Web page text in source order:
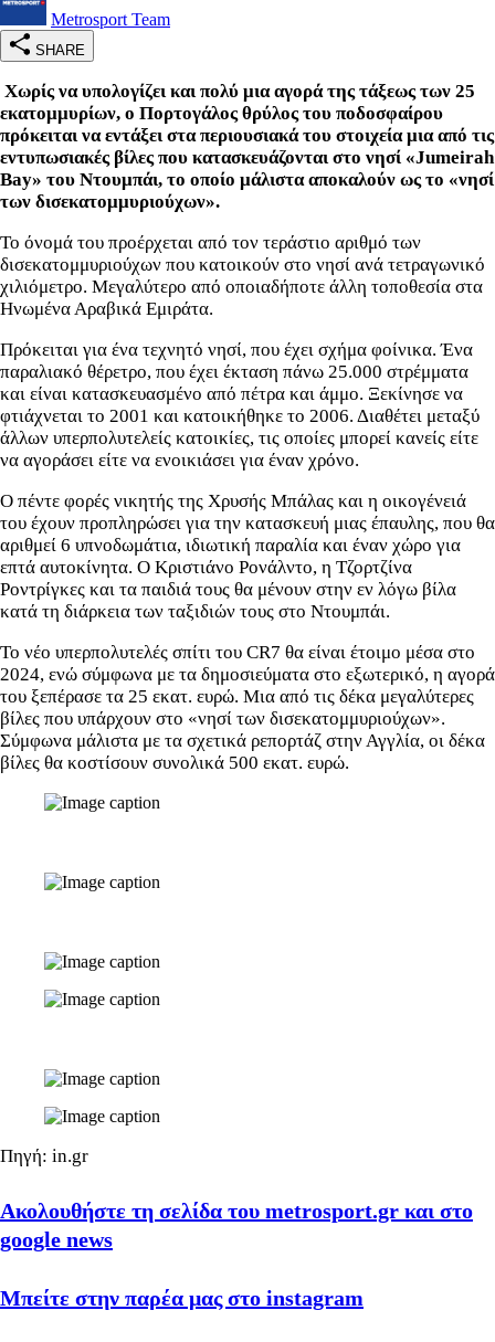
Metrosport Team
SHARE
Χωρίς να υπολογίζει και πολύ μια αγορά της τάξεως των 25
εκατομμυρίων, ο Πορτογάλος θρύλος του ποδοσφαίρου
πρόκειται να εντάξει στα περιουσιακά του στοιχεία μια από τις
εντυπωσιακές βίλες που κατασκευάζονται στο νησί «Jumeirah
Bay» του Ντουμπάι, το οποίο μάλιστα αποκαλούν ως το «νησί
των δισεκατομμυριούχων».
Το όνομά του προέρχεται από τον τεράστιο αριθμό των
δισεκατομμυριούχων που κατοικούν στο νησί ανά τετραγωνικό
χιλιόμετρο. Μεγαλύτερο από οποιαδήποτε άλλη τοποθεσία στα
Ηνωμένα Αραβικά Εμιράτα.
Πρόκειται για ένα τεχνητό νησί, που έχει σχήμα φοίνικα. Ένα
παραλιακό θέρετρο, που έχει έκταση πάνω 25.000 στρέμματα
και είναι κατασκευασμένο από πέτρα και άμμο. Ξεκίνησε να
φτιάχνεται το 2001 και κατοικήθηκε το 2006. Διαθέτει μεταξύ
άλλων υπερπολυτελείς κατοικίες, τις οποίες μπορεί κανείς είτε
να αγοράσει είτε να ενοικιάσει για έναν χρόνο.
Ο πέντε φορές νικητής της Χρυσής Μπάλας και η οικογένειά
του έχουν προπληρώσει για την κατασκευή μιας έπαυλης, που θα
αριθμεί 6 υπνοδωμάτια, ιδιωτική παραλία και έναν χώρο για
επτά αυτοκίνητα. Ο Κριστιάνο Ρονάλντο, η Τζορτζίνα
Ροντρίγκες και τα παιδιά τους θα μένουν στην εν λόγω βίλα
κατά τη διάρκεια των ταξιδιών τους στο Ντουμπάι.
Το νέο υπερπολυτελές σπίτι του CR7 θα είναι έτοιμο μέσα στο
2024, ενώ σύμφωνα με τα δημοσιεύματα στο εξωτερικό, η αγορά
του ξεπέρασε τα 25 εκατ. ευρώ. Μια από τις δέκα μεγαλύτερες
βίλες που υπάρχουν στο «νησί των δισεκατομμυριούχων».
Σύμφωνα μάλιστα με τα σχετικά ρεπορτάζ στην Αγγλία, οι δέκα
βίλες θα κοστίσουν συνολικά 500 εκατ. ευρώ.
Πηγή: in.gr
Ακολουθήστε τη σελίδα του metrosport.gr και στο
google news
Μπείτε στην παρέα μας στο instagram